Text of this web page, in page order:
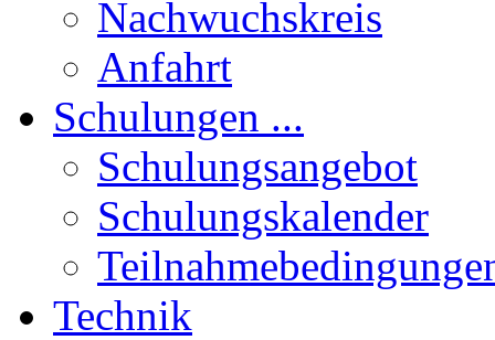
Nachwuchskreis
Anfahrt
Schulungen ...
Schulungsangebot
Schulungskalender
Technik